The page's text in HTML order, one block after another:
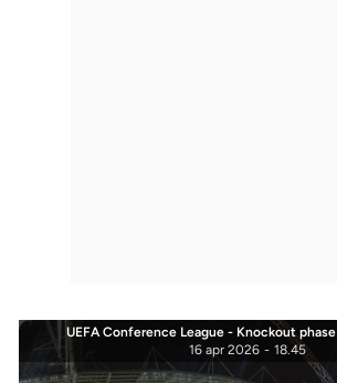
UEFA Conference League - Knockout phase
16 apr 2026 - 18.45